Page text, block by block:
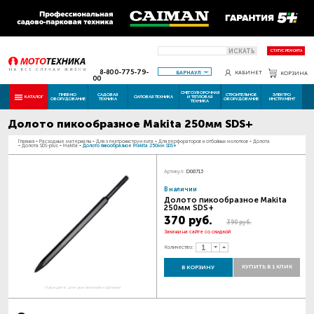
ИСКАТЬ СТАТУС РЕМОНТА
8-800-775-79-
00
БАРНАУЛ КАБИНЕТ КОРЗИНА
КАТАЛОГ ПНЕВМО
ОБОРУДОВАНИЕ
САДОВАЯ
ТЕХНИКА СИЛОВАЯ ТЕХНИКА
СНЕГОУБОРОЧНАЯ
И ТЕПЛОВАЯ
ТЕХНИКА
СТРОИТЕЛЬНОЕ
ОБОРУДОВАНИЕ
ЭЛЕКТРО
ИНСТРУМЕНТ
Долото пикообразное Makita 250мм SDS+
Главная - Расходные материалы - Для электроинструмента - Для перфораторов и отбойных молотков - Долота
- Долота SDS-plus - Makita - Долото пикообразное Makita 250мм SDS+
Наведите для увеличения картинки
Артикул: D08713
В наличии
Долото пикообразное Makita
250мм SDS+
370 руб. 390 руб.
Закажи на сайте со скидкой
Количество:
В КОРЗИНУ КУПИТЬ В 1 КЛИК